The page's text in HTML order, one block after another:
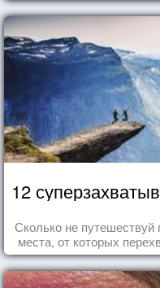
12
Сколько не путешествуй
места, от которых